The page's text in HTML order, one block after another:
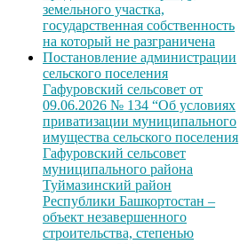
земельного участка,
государственная собственность
на который не разграничена
Постановление администрации
сельского поселения
Гафуровский сельсовет от
09.06.2026 № 134 “Об условиях
приватизации муниципального
имущества сельского поселения
Гафуровский сельсовет
муниципального района
Туймазинский район
Республики Башкортостан –
объект незавершенного
строительства, степенью